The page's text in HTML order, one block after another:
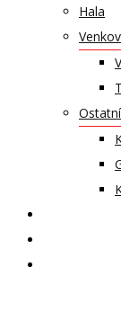
Hala